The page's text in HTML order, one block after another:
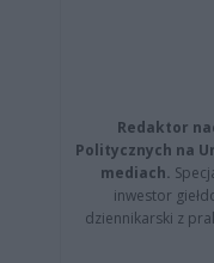
Redaktor
Politycznych na
mediach.
inwestor
dziennikarski z